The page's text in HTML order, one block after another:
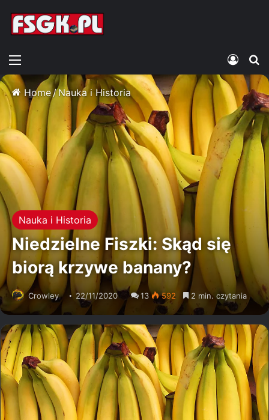
Home/Nauka i Historia
Nauka i Historia
Niedzielne Fiszki: Skąd się
biorą krzywe banany?
Crowley 22/11/2020 13 592 2 min. czytania